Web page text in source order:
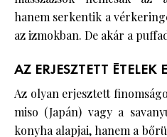
hanem serkentik a
az izmokban. De akár a
AZ ERJESZTETT ÉTELEK
Az olyan erjesztett
miso (Japán) vagy a
konyha alapjai, hanem a